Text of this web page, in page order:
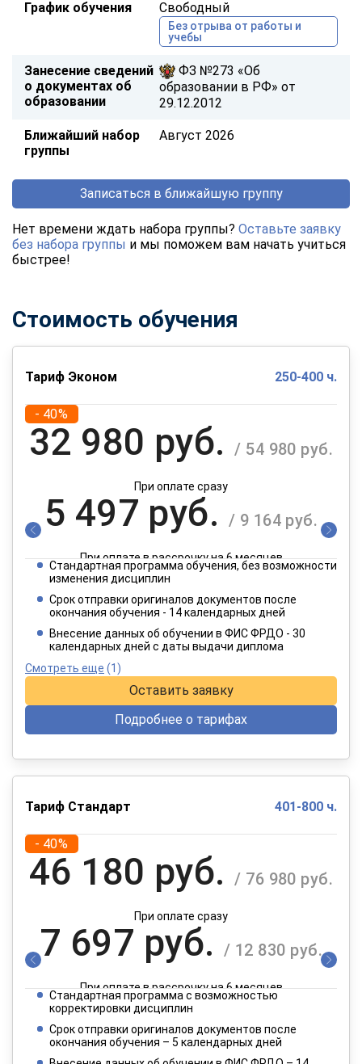
График обучения Свободный
Без отрыва от работы и
учебы
Занесение сведений
о документах об
образовании
ФЗ №273 «Об
образовании в РФ» от
29.12.2012
Ближайший набор
группы
Август 2026
Записаться в ближайшую группу
Нет времени ждать набора группы? Оставьте заявку
без набора группы и мы поможем вам начать учиться
быстрее!
Стоимость обучения
Тариф Эконом 250-400 ч.
- 40%
32 980 руб. / 54 980 руб.
При оплате сразу
5 497 руб. / 9 164 руб.
При оплате в рассрочку на 6 месяцев
2 749 руб.
При оплате в рассрочку на 12 месяцев
Стандартная программа обучения, без возможности
изменения дисциплин
Срок отправки оригиналов документов после
окончания обучения - 14 календарных дней
Внесение данных об обучении в ФИС ФРДО - 30
календарных дней с даты выдачи диплома
Смотреть еще (1)
Оставить заявку
Подробнее о тарифах
Тариф Стандарт 401-800 ч.
- 40%
46 180 руб. / 76 980 руб.
При оплате сразу
7 697 руб. / 12 830 руб.
При оплате в рассрочку на 6 месяцев
3 849 руб.
При оплате в рассрочку на 12 месяцев
Стандартная программа с возможностью
корректировки дисциплин
Срок отправки оригиналов документов после
окончания обучения – 5 календарных дней